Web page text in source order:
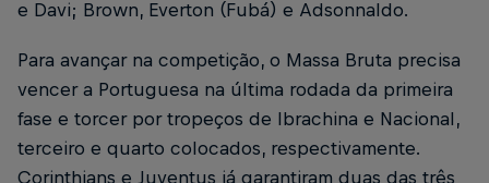
e Davi; Brown, Everton (Fubá) e Adsonnaldo.
Para avançar na competição, o Massa Bruta precisa
vencer a Portuguesa na última rodada da primeira
fase e torcer por tropeços de Ibrachina e Nacional,
terceiro e quarto colocados, respectivamente.
Corinthians e Juventus já garantiram duas das três